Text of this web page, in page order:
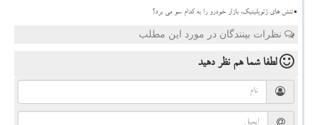
تنش های ژئوپلیتیک، بازار خودرو را به کدام سو می برد؟
نظرات بینندگان در مورد این مطلب
لطفا شما همنظر دهید